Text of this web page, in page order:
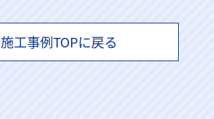
施工事例TOPに戻る